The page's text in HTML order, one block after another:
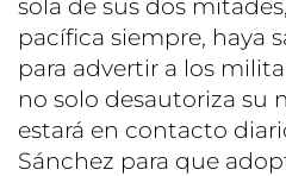
sola de sus dos
pacífica siempre, haya
para advertir a los
no solo desautoriza su
estará en contacto
Sánchez para que